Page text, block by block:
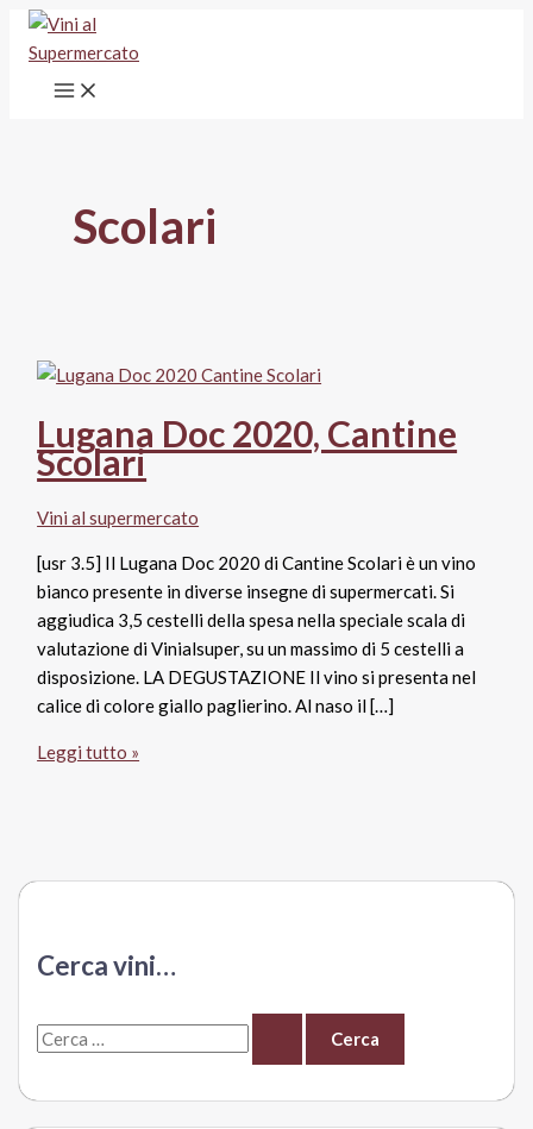
Vai
contenuto
Scolari
Lugana Doc 2020, Cantine
Scolari
Vini al supermercato
[usr 3.5] Il Lugana Doc 2020 di Cantine Scolari è un vino
bianco presente in diverse insegne di supermercati. Si
aggiudica 3,5 cestelli della spesa nella speciale scala di
valutazione di Vinialsuper, su un massimo di 5 cestelli a
disposizione. LA DEGUSTAZIONE Il vino si presenta nel
calice di colore giallo paglierino. Al naso il […]
Lugana
Leggi tutto »
Cerca vini…
C
r